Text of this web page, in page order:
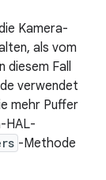
Kamera-
als vom
Fall
verwendet
mehr Puffer
HAL-
-Methode